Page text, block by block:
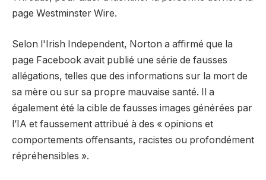
page Westminster Wire.
Selon l'Irish Independent, Norton a affirmé que la
page Facebook avait publié une série de fausses
allégations, telles que des informations sur la mort de
sa mère ou sur sa propre mauvaise santé. Il a
également été la cible de fausses images générées par
l’IA et faussement attribué à des « opinions et
comportements offensants, racistes ou profondément
répréhensibles ».